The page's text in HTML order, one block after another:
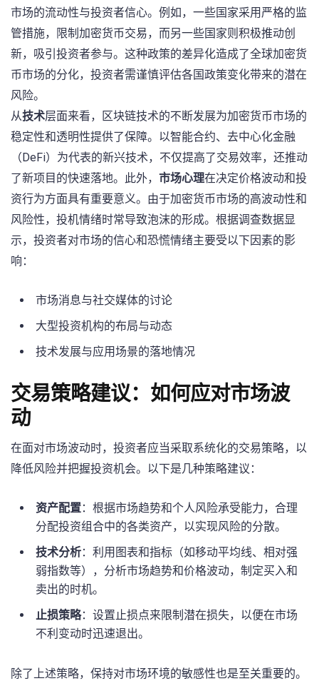
市场的流动性与投资者信心。例如，一些国家采用严格的监
管措施，限制加密货币交易，而另一些国家则积极推动创
新，吸引投资者参与。这种政策的差异化造成了全球加密货
币市场的分化，投资者需谨慎评估各国政策变化带来的潜在
风险。
从技术层面来看，区块链技术的不断发展为加密货币市场的
稳定性和透明性提供了保障。以智能合约、去中心化金融
（DeFi）为代表的新兴技术，不仅提高了交易效率，还推动
了新项目的快速落地。此外， 市场心理在决定价格波动和投
资行为方面具有重要意义。由于加密货币市场的高波动性和
风险性，投机情绪时常导致泡沫的形成。根据调查数据显
示，投资者对市场的信心和恐慌情绪主要受以下因素的影
响：⁣
市场消息与社交媒体的讨论
大型投资机构的布局与动态
技术发展与应用场景的落地情况
交易策略建议：如何应对市场波
动
在面对市场波动时，投资者应当采取系统化的交易策略，以
降低风险并把握投资机会。以下是几种策略建议：
资产配置：根据市场趋势和个人风险承受能力，合理
分配投资组合中的各类资产，以实现风险的分散。
技术分析：利用图表和指标（如移动平均线、相对强
弱指数等），分析市场趋势和价格波动，制定买入和
卖出的时机。
止损策略：设置止损点来限制潜在损失，以便在市场
不利变动时迅速退出。
除了上述策略，保持对市场环境的敏感性也是至关重要的。